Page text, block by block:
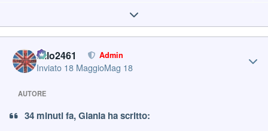
Expand topic overview
cillo2461 Admin
Inviato 18 MaggioMag 18
AUTORE
34 minuti fa, Gianla ha scritto: